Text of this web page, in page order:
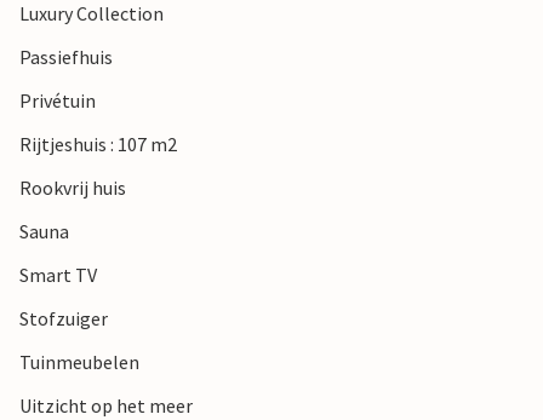
Luxury Collection
Passiefhuis
Privétuin
Rijtjeshuis : 107 m2
Rookvrij huis
Sauna
Smart TV
Stofzuiger
Tuinmeubelen
Uitzicht op het meer